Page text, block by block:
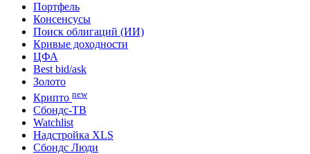
Портфель
Консенсусы
Поиск облигаций (ИИ)
Кривые доходности
ЦФА
Best bid/ask
Золото
Крипто new
Сбондс-ТВ
Watchlist
Надстройка XLS
Сбондс Люди